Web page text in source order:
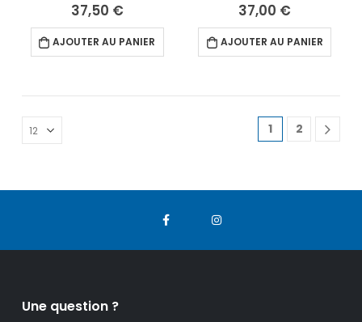
37,50 €
AJOUTER AU PANIER
37,00 €
AJOUTER AU PANIER
1 2
Une question ?